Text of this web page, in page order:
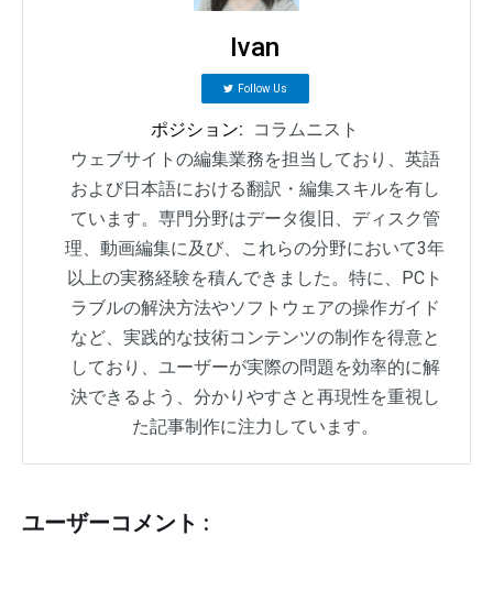
Ivan
Follow Us
ポジション:
コラムニスト
ウェブサイトの編集業務を担当しており、英語
および日本語における翻訳・編集スキルを有し
ています。専門分野はデータ復旧、ディスク管
理、動画編集に及び、これらの分野において3年
以上の実務経験を積んできました。特に、PCト
ラブルの解決方法やソフトウェアの操作ガイド
など、実践的な技術コンテンツの制作を得意と
しており、ユーザーが実際の問題を効率的に解
決できるよう、分かりやすさと再現性を重視し
た記事制作に注力しています。
ユーザーコメント :